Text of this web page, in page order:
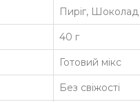
Пиріг, Шоколад
40 г
Готовий мікс
Без свіжості